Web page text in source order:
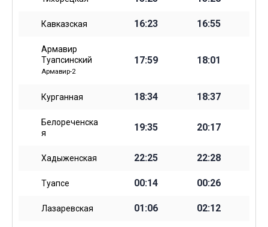
Кавказская 16:23 16:55
Армавир
Туапсинский
Армавир-2
17:59 18:01
Курганная 18:34 18:37
Белореченска
я
19:35 20:17
Хадыженская 22:25 22:28
Туапсе 00:14 00:26
Лазаревская 01:06 02:12